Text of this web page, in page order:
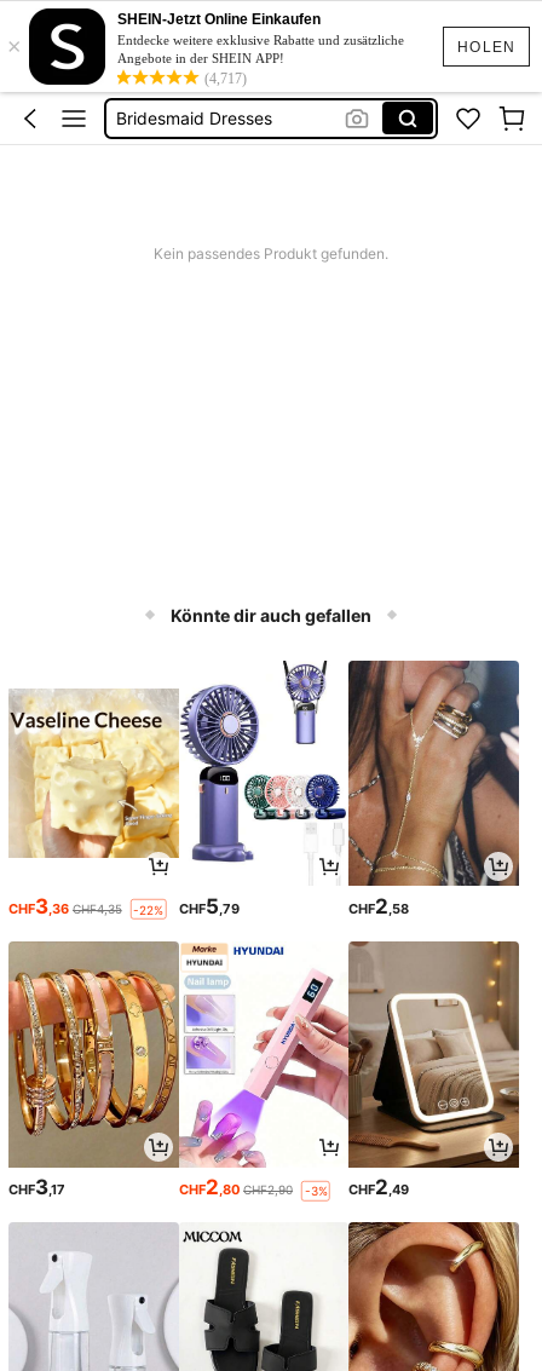
HOLEN
×
SHEIN-Jetzt Online Einkaufen
Entdecke weitere exklusive Rabatte und zusätzliche
Angebote in der SHEIN APP!
(4,717)
Squishies
Linen
Schwimmanzug Sport
Bridesmaid Dresses
Kein passendes Produkt gefunden.
Könnte dir auch gefallen
CHF3 ,36 CHF4,35 -22% CHF5 ,79 CHF2 ,58
CHF3,17 CHF2,80 CHF2,90 -3% CHF2,49